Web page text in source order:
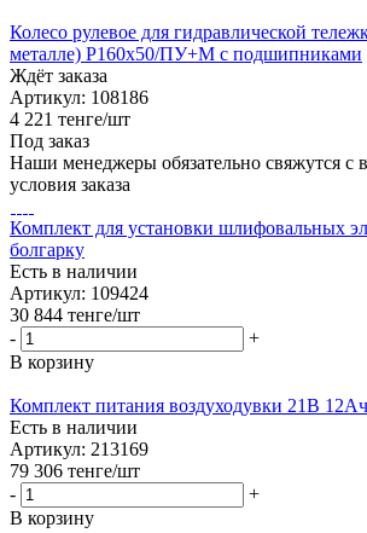
Колесо рулевое для гидравлической
металле) P160x50/ПУ+М c подшипниками
Ждёт заказа
Артикул: 108186
4 221 тенге/шт
Под заказ
Наши менеджеры обязательно свяжутся с
условия заказа
Комплект для установки шлифовальных
болгарку
Есть в наличии
Артикул: 109424
30 844 тенге/шт
-
+
В корзину
Комплект питания воздуходувки 21В 12Ач
Есть в наличии
Артикул: 213169
79 306 тенге/шт
-
+
В корзину